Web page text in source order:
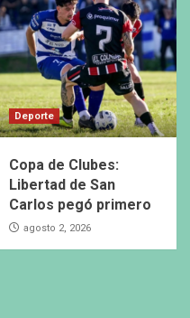
Deporte
Copa de Clubes:
Libertad de San
Carlos pegó primero
agosto 2, 2026